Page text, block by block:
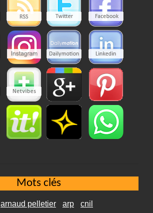
Mots clés
arnaud pelletier arp
cnil